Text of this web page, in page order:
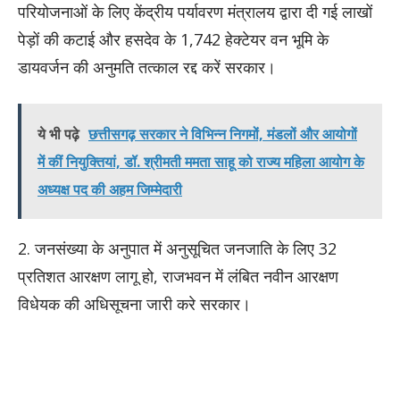
परियोजनाओं के लिए केंद्रीय पर्यावरण मंत्रालय द्वारा दी गई लाखों
पेड़ों की कटाई और हसदेव के 1,742 हेक्टेयर वन भूमि के
डायवर्जन की अनुमति तत्काल रद्द करें सरकार।
ये भी पढ़े छत्तीसगढ़ सरकार ने विभिन्न निगमों, मंडलों और आयोगों
में कीं नियुक्तियां, डॉ. श्रीमती ममता साहू को राज्य महिला आयोग के
अध्यक्ष पद की अहम जिम्मेदारी
2. जनसंख्या के अनुपात में अनुसूचित जनजाति के लिए 32
प्रतिशत आरक्षण लागू हो, राजभवन में लंबित नवीन आरक्षण
विधेयक की अधिसूचना जारी करे सरकार।